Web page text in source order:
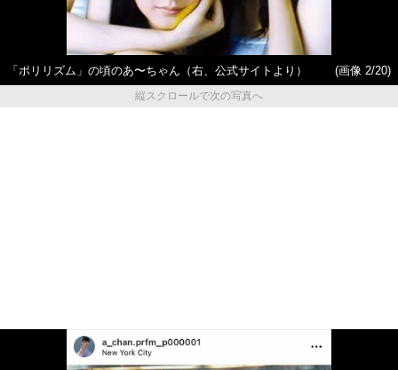
「ポリリズム」の頃のあ〜ちゃん（右、公式サイトより）
(画像 2/20)
縦スクロールで次の写真へ